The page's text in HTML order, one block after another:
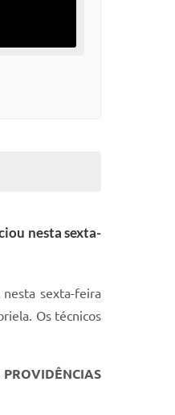
nesta sexta-
nesta sexta-feira
Os técnicos